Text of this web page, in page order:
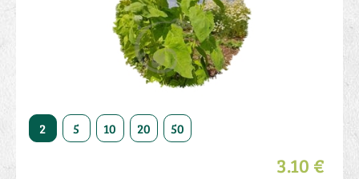
2 5 10 20 50
3.10 €